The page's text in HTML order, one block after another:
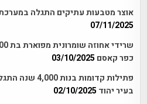
אוצר מטבעות עתיקים התגלה
07/11/2025
כפר קאסם 03/10/2025
פתילות
בעיר יהוד 02/10/2025